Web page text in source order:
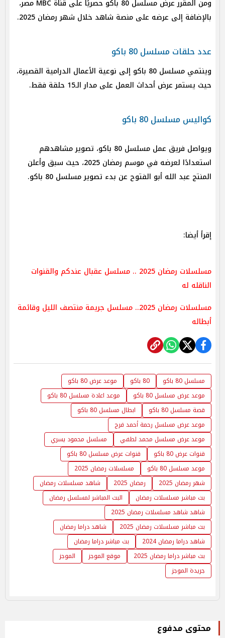
ومن المقرر عرض مسلسل 80 باكو حصريًا على قناة MBC مصر،
بالإضافة إلى عرضه على منصة شاهد خلال شهر رمضان 2025. ​​
عدد حلقات مسلسل 80 باكو
وينتمي مسلسل 80 باكو إلى نوعية الأعمال الدرامية القصيرة،
حيث يستمر عرض أحداث العمل على مدار الـ15 حلقة فقط.
كواليس مسلسل 80 باكو
ويواصل فريق عمل مسلسل 80 باكو، تصوير مشاهدهم
استعدادًا لعرضه في موسم رمضان 2025، حيث سبق وأعلن
المنتج عبد الله أبو الفتوح عن بدء تصوير مسلسل 80 باكو.
إقرأ أيضا:
مسلسلات رمضان 2025 .. مسلسل عقبال عندكم والقنوات
الناقله له
مسلسلات رمضان 2025.. مسلسل جريمة منتصف الليل وقائمة
أبطاله
مسلسل 80 باكو 80 باكو
موعد عرض 80 باكو
موعد عرض مسلسل 80 باكو
موعد اعادة مسلسل 80 باكو
قصة مسلسل 80 باكو
ابطال مسلسل 80 باكو
موعد عرض مسلسل رحمة أحمد فرج
موعد عرض مسلسل محمد لطفي
مسلسل محمود يسري
قنوات عرض 80 باكو
قنوات عرض مسلسل 80 باكو
موعد مسلسل 80 باكو
مسلسلات رمضان 2025
شهر رمضان 2025
رمضان 2025
شاهد مسلسلات رمضان
بث مباشر مسلسلات رمضان
البث المباشر لمسلسل رمضان
شاهد شاهد مسلسلات رمضان 2025
بث مباشر مسلسلات رمضان 2025
شاهد دراما رمضان
شاهد دراما رمضان 2024
بث مباشر دراما رمضان
بث مباشر دراما رمضان 2025
موقع الموجز
الموجز
جريدة الموجز
محتوى مدفوع